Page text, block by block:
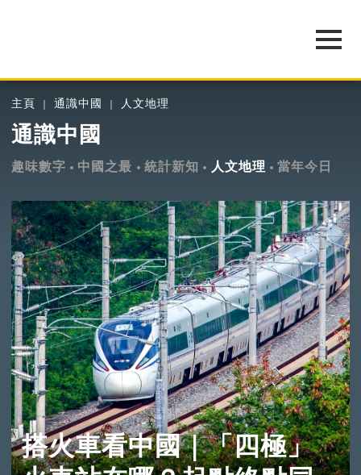
主頁 通識中國 人文地理
通識中國
趣味數字 中國之最 統計新知 人文地理 當年今日
搭火車看中國｜「四極」